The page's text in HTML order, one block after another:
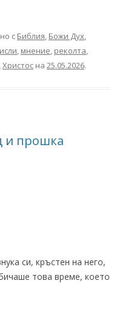
с Библия, Божи Дух,
, мнение, реколта,
,Христос на 25.05.2026.
и прошка
си, кръстен на него,
това време, което